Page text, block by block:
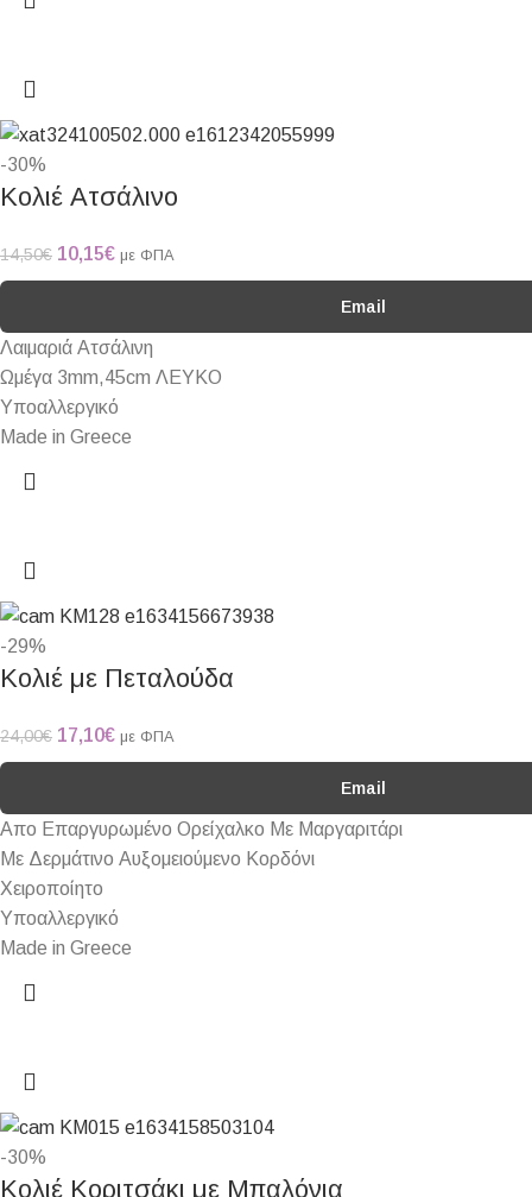
-30%
Κολιέ Ατσάλινο
14,50€ 10,15€ με ΦΠΑ
Email
Λαιμαριά Ατσάλινη
Ωμέγα 3mm,45cm ΛΕΥΚΟ
Υποαλλεργικό
Made in Greece
-29%
Κολιέ με Πεταλούδα
24,00€ 17,10€ με ΦΠΑ
Email
Απο Επαργυρωμένο Ορείχαλκο Με Μαργαριτάρι
Με Δερμάτινο Αυξομειούμενο Κορδόνι
Χειροποίητο
Υποαλλεργικό
Made in Greece
-30%
Κολιέ Κοριτσάκι με Μπαλόνια